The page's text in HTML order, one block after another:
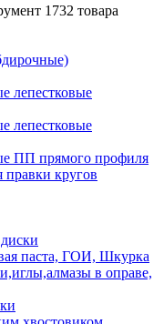
1732 товара
лепестковые
лепестковые
ПП прямого профиля
правки кругов
паста, ГОИ, Шкурка
в оправе,